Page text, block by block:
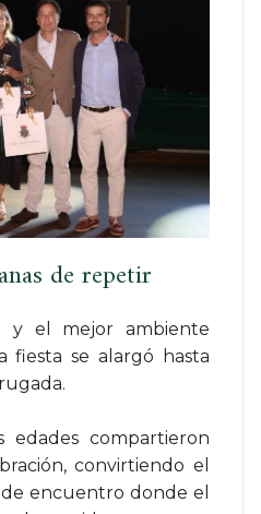
de repetir
y el mejor ambiente
fiesta se alargó hasta
edades compartieron
convirtiendo el
encuentro donde el